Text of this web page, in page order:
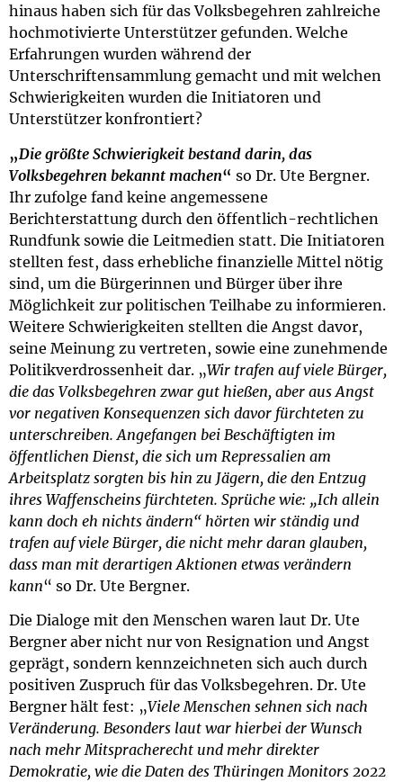
hinaus haben sich für das Volksbegehren zahlreiche
hochmotivierte Unterstützer gefunden. Welche
Erfahrungen wurden während der
Unterschriftensammlung gemacht und mit welchen
Schwierigkeiten wurden die Initiatoren und
Unterstützer konfrontiert?
„Die größte Schwierigkeit bestand darin, das
Volksbegehren bekannt machen“ so Dr. Ute Bergner.
Ihr zufolge fand keine angemessene
Berichterstattung durch den öffentlich-rechtlichen
Rundfunk sowie die Leitmedien statt. Die Initiatoren
stellten fest, dass erhebliche finanzielle Mittel nötig
sind, um die Bürgerinnen und Bürger über ihre
Möglichkeit zur politischen Teilhabe zu informieren.
Weitere Schwierigkeiten stellten die Angst davor,
seine Meinung zu vertreten, sowie eine zunehmende
Politikverdrossenheit dar. „Wir trafen auf viele Bürger,
die das Volksbegehren zwar gut hießen, aber aus Angst
vor negativen Konsequenzen sich davor fürchteten zu
unterschreiben. Angefangen bei Beschäftigten im
öffentlichen Dienst, die sich um Repressalien am
Arbeitsplatz sorgten bis hin zu Jägern, die den Entzug
ihres Waffenscheins fürchteten. Sprüche wie: „Ich allein
kann doch eh nichts ändern“ hörten wir ständig und
trafen auf viele Bürger, die nicht mehr daran glauben,
dass man mit derartigen Aktionen etwas verändern
kann“ so Dr. Ute Bergner.
Die Dialoge mit den Menschen waren laut Dr. Ute
Bergner aber nicht nur von Resignation und Angst
geprägt, sondern kennzeichneten sich auch durch
positiven Zuspruch für das Volksbegehren. Dr. Ute
Bergner hält fest: „Viele Menschen sehnen sich nach
Veränderung. Besonders laut war hierbei der Wunsch
nach mehr Mitspracherecht und mehr direkter
Demokratie, wie die Daten des Thüringen Monitors 2022